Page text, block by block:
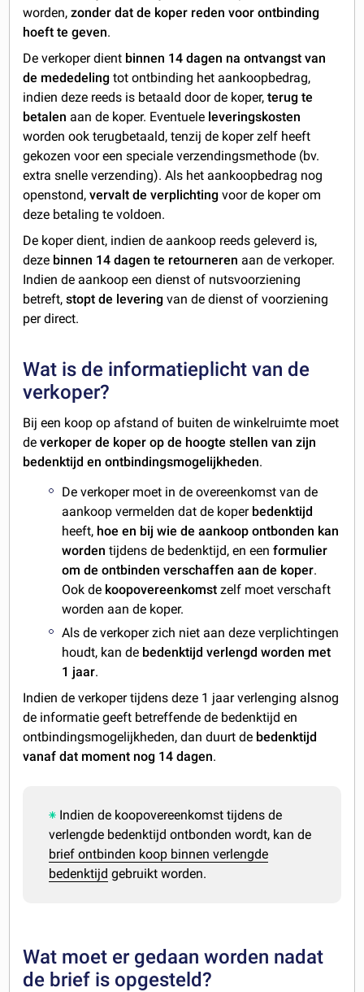
worden,zonder dat de koper reden voor ontbinding
hoeft te geven.
De verkoper dient binnen 14 dagen na ontvangst van
de mededeling tot ontbinding het aankoopbedrag,
indien deze reeds is betaald door de koper,terug te
betalen aan de koper. Eventuele leveringskosten
worden ook terugbetaald, tenzij de koper zelf heeft
gekozen voor een speciale verzendingsmethode (bv.
extra snelle verzending). Als het aankoopbedrag nog
openstond,vervalt de verplichting voor de koper om
deze betaling te voldoen.
De koper dient, indien de aankoop reeds geleverd is,
deze binnen 14 dagen te retourneren aan de verkoper.
Indien de aankoop een dienst of nutsvoorziening
betreft,stopt de levering van de dienst of voorziening
per direct.
Wat is de informatieplicht van de
verkoper?
Bij een koop op afstand of buiten de winkelruimte moet
deverkoper de koper op de hoogte stellen van zijn
bedenktijd en ontbindingsmogelijkheden.
De verkoper moet in de overeenkomst van de
aankoop vermelden dat de koper bedenktijd
heeft, hoe en bij wie de aankoop ontbonden kan
worden tijdens de bedenktijd, en een formulier
om de ontbinden verschaffen aan de koper.
Ook de koopovereenkomst zelf moet verschaft
worden aan de koper.
Als de verkoper zich niet aan deze verplichtingen
houdt, kan de bedenktijd verlengd worden met
1 jaar.
Indien de verkoper tijdens deze 1 jaar verlenging alsnog
de informatie geeft betreffende de bedenktijd en
ontbindingsmogelijkheden, dan duurt de bedenktijd
vanaf dat moment nog 14 dagen.
Indien de koopovereenkomst tijdens de
verlengde bedenktijd ontbonden wordt, kan de
brief ontbinden koop binnen verlengde
bedenktijd gebruikt worden.
Wat moet er gedaan worden nadat
de brief is opgesteld?